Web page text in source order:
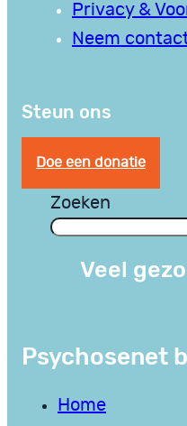
Privacy &
Neem
Steun ons
Doe een donatie
Zoeken
Veel
Psychosenet
Home